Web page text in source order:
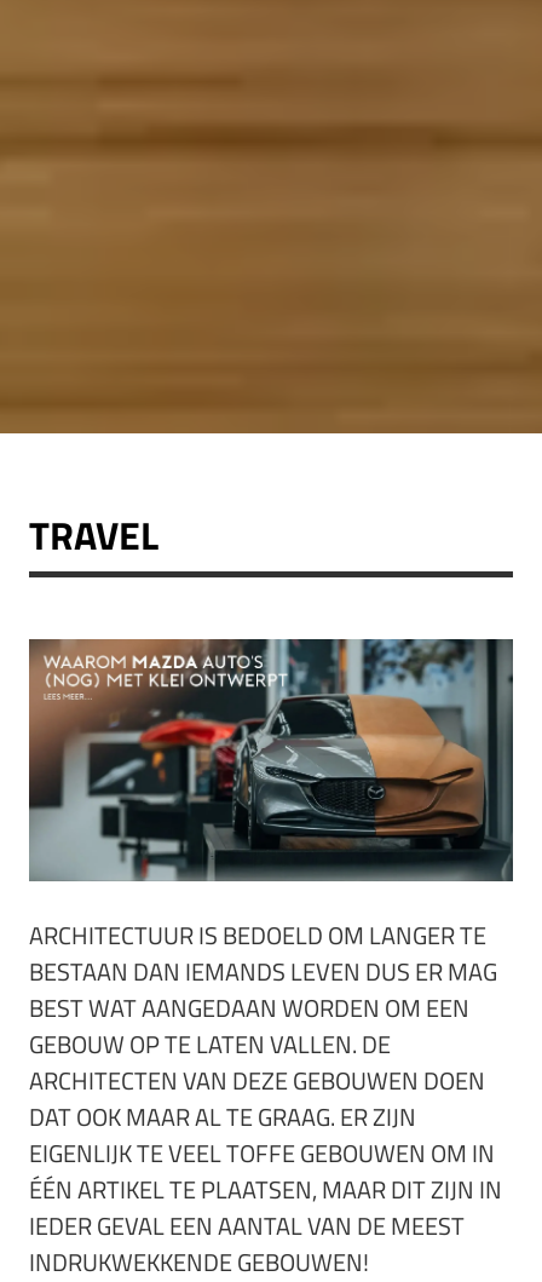
TRAVEL
ARCHITECTUUR IS BEDOELD OM LANGER TE
BESTAAN DAN IEMANDS LEVEN DUS ER MAG
BEST WAT AANGEDAAN WORDEN OM EEN
GEBOUW OP TE LATEN VALLEN. DE
ARCHITECTEN VAN DEZE GEBOUWEN DOEN
DAT OOK MAAR AL TE GRAAG. ER ZIJN
EIGENLIJK TE VEEL TOFFE GEBOUWEN OM IN
ÉÉN ARTIKEL TE PLAATSEN, MAAR DIT ZIJN IN
IEDER GEVAL EEN AANTAL VAN DE MEEST
INDRUKWEKKENDE GEBOUWEN!